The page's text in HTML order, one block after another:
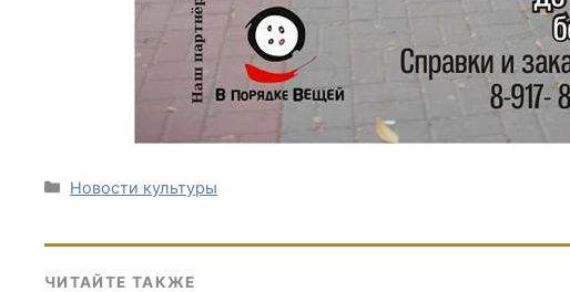
Рубрики
Новости культуры
ЧИТАЙТЕ ТАКЖЕ